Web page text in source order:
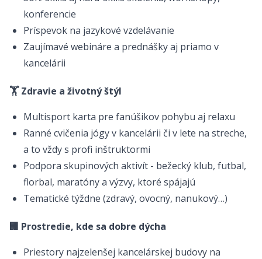
konferencie
Príspevok na jazykové vzdelávanie
Zaujímavé webináre a prednášky aj priamo v
kancelárii
🏋️ Zdravie a životný štýl
Multisport karta pre fanúšikov pohybu aj relaxu
Ranné cvičenia jógy v kancelárii či v lete na streche,
a to vždy s profi inštruktormi
Podpora skupinových aktivít - bežecký klub, futbal,
florbal, maratóny a výzvy, ktoré spájajú
Tematické týždne (zdravý, ovocný, nanukový…)
🏢 Prostredie, kde sa dobre dýcha
Priestory najzelenšej kancelárskej budovy na